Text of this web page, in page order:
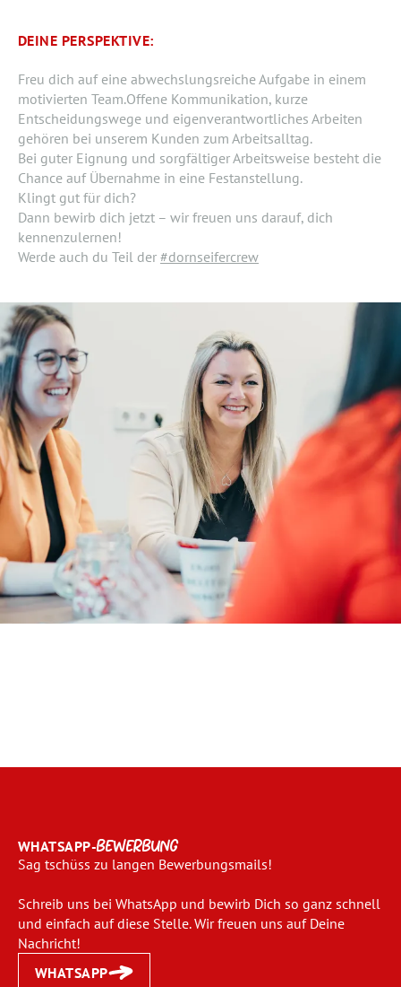
DEINE PERSPEKTIVE:
Freu dich auf eine abwechslungsreiche Aufgabe in einem
motivierten Team.Offene Kommunikation, kurze
Entscheidungswege und eigenverantwortliches Arbeiten
gehören bei unserem Kunden zum Arbeitsalltag.
Bei guter Eignung und sorgfältiger Arbeitsweise besteht die
Chance auf Übernahme in eine Festanstellung.
Klingt gut für dich?
Dann bewirb dich jetzt – wir freuen uns darauf, dich
kennenzulernen!
Werde auch du Teil der #dornseifercrew
WHATSAPP-BEWERBUNG
Sag tschüss zu langen Bewerbungsmails!
Schreib uns bei WhatsApp und bewirb Dich so ganz schnell
und einfach auf diese Stelle. Wir freuen uns auf Deine
Nachricht!
WHATSAPP